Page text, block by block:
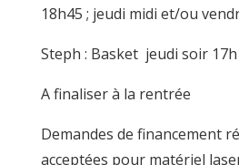
18h45 ; jeudi midi et/ou
Steph : Basket jeudi soir
A finaliser à la rentrée
Demandes de financement
acceptées pour matériel